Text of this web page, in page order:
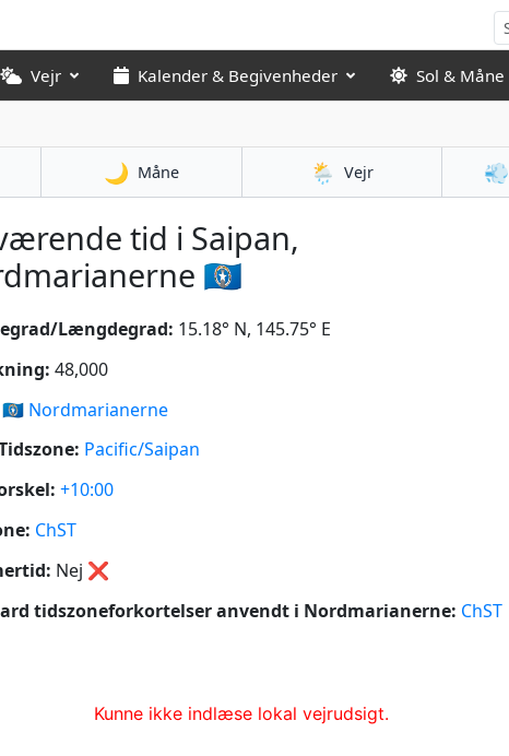
Vejr Kalender & Begivenheder Sol & Måne
🌙 Måne 🌦️ Vejr 💨
tid i Saipan,
🇲🇵
Længdegrad: 15.18° N, 145.75° E
48,000
🇲🇵 Nordmarianerne
Pacific/Saipan
+10:00
ChST
Nej ❌
tidszoneforkortelser anvendt i Nordmarianerne: ChST
Kunne ikke indlæse lokal vejrudsigt.